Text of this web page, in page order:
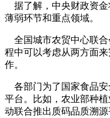
据了解，中央财政资金
薄弱环节和重点领域。
全国城市农贸中心联合
程中可以考虑从两方面
作。
各部门为了国家食品安
平台。比如，农业部种
动联合推出质码品质溯